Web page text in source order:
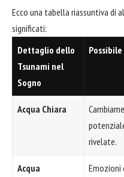
Ecco una tabella riassuntiva di
significati:
Dettaglio dello
Tsunami nel
Sogno
Acqua Chiara
rivelate.
Acqua
Emozioni